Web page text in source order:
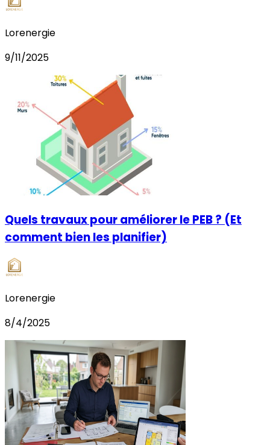
Lorenergie
9/11/2025
Quels travaux pour améliorer le PEB ? (Et
comment bien les planifier)
Lorenergie
8/4/2025